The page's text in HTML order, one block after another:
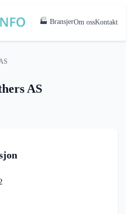
🏭 BransjerOm ossKontakt
AS